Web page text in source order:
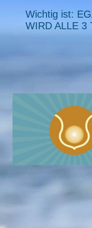
Wichtig ist:
WIRD ALLE 3